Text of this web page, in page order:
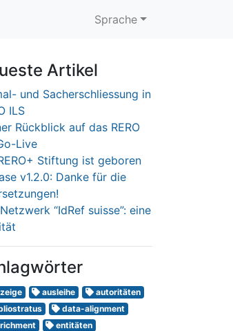
Sprache
Artikel
und Sacherschliessung in
ILS
Rückblick auf das RERO
Live
Stiftung ist geboren
v1.2.0: Danke für die
“IdRef suisse”: eine
ausleihe
autoritäten
data-alignment
entitäten